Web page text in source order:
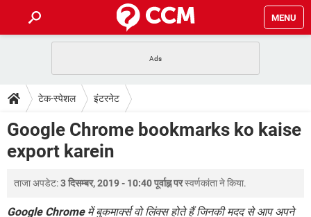
MENU
फोन पर अकाउंट बैलेंस चेक
WhatsApp Hack हो गया? Lucky Patcher यूज करें
टेक-स्पेशल
2020 के फ्री एंटीवायरस
बेस्ट फ्री ऑनलाइन गेम्स
डाउनलोड
Vidmate
FORUM
TikTok Account Freeze हो गया JioPhone में TikTok डाउनलोड
SBI बैंक अकाउंट नंबर पता करें
टेक-स्पेशल इंटरनेट
Google Chrome bookmarks ko kaise
export karein
ताजा अपडेट:3 दिसम्बर, 2019 - 10:40 पूर्वाह्न परस्वर्णकांताने किया.
Google Chromeमें बुकमार्क्स वो लिंक्स होते हैं जिनकी मदद से आप अपने